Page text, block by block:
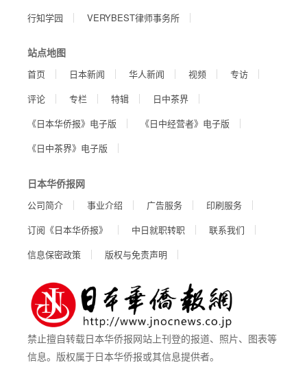
行知学园
VERYBEST律师事务所
站点地图
首页 日本新闻 华人新闻 视频
专访
评论
专栏 特辑
日中茶界
《日本华侨报》电子版
《日中经营者》电子版
《日中茶界》电子版
日本华侨报网
公司简介 事业介绍 广告服务
印刷服务
订阅《日本华侨报》
中日就职转职
联系我们
信息保密政策
版权与免责声明
禁止擅自转载日本华侨报网站上刊登的报道、照片、图表等
信息。版权属于日本华侨报或其信息提供者。